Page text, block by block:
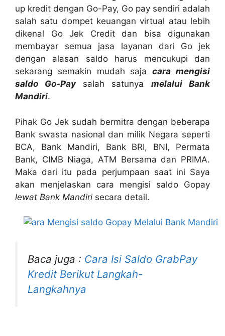
up kredit dengan Go-Pay, Go pay sendiri adalah
salah satu dompet keuangan virtual atau lebih
dikenal Go Jek Credit dan bisa digunakan
membayar semua jasa layanan dari Go jek
dengan alasan saldo harus mencukupi dan
sekarang semakin mudah sajacara mengisi
saldo Go-Pay salah satunya melalui Bank
Mandiri.
Pihak Go Jek sudah bermitra dengan beberapa
Bank swasta nasional dan milik Negara seperti
BCA, Bank Mandiri, Bank BRI, BNI, Permata
Bank, CIMB Niaga, ATM Bersama dan PRIMA.
Maka dari itu pada perjumpaan saat ini Saya
akan menjelaskan cara mengisi saldo Gopay
lewat Bank Mandiri secara detail.
Baca juga : Cara Isi Saldo GrabPay
Kredit Berikut Langkah-
Langkahnya